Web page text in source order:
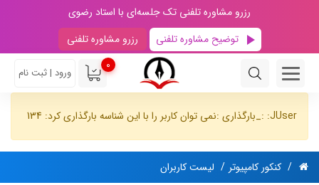
رزرو مشاوره تلفنی تک جلسه‌ای با استاد رضوی
توضیح مشاوره تلفنی
رزرو مشاوره تلفنی
0
ورود | ثبت نام
JUser: :_بارگذاری :نمی توان کاربر را با این شناسه بارگذاری کرد: 134
کنکور کامپیوتر لیست کاربران